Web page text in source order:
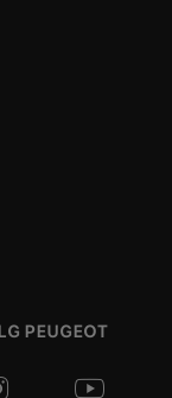
PEUGEOT